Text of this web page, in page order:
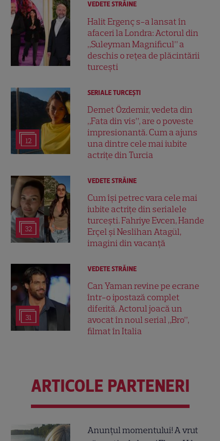
VEDETE STRĂINE
Halit Ergenç s-a lansat în
afaceri la Londra: Actorul din
„Suleyman Magnificul” a
deschis o rețea de plăcintării
turcești
12
SERIALE TURCEŞTI
Demet Özdemir, vedeta din
„Fata din vis”, are o poveste
impresionantă. Cum a ajuns
una dintre cele mai iubite
actrițe din Turcia
32
VEDETE STRĂINE
Cum își petrec vara cele mai
iubite actrițe din serialele
turcești. Fahriye Evcen, Hande
Erçel și Neslihan Atagül,
imagini din vacanță
31
VEDETE STRĂINE
Can Yaman revine pe ecrane
într-o ipostază complet
diferită. Actorul joacă un
avocat în noul serial „Bro”,
filmat în Italia
ARTICOLE PARTENERI
Anunțul momentului! A vrut